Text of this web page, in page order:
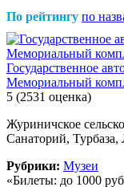
По рейтингу по
Государственное
Мемориальный
5 (2531 оценка)
Журиничское
Санаторий, Турбаза,
Рубрики: Музеи
«Билеты: до 1000